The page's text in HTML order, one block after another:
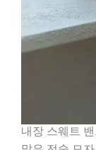
내장 스웨트 밴